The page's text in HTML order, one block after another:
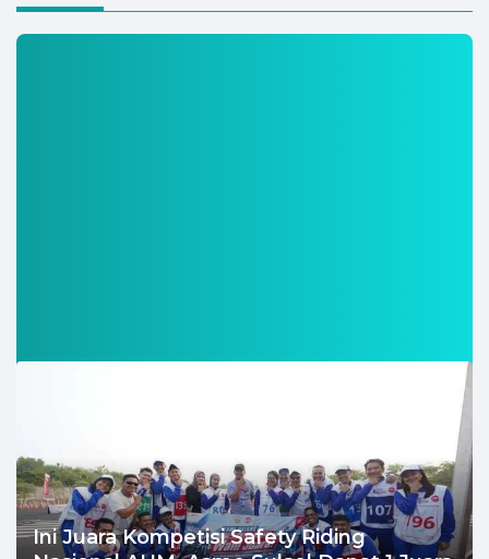
Ini Juara Kompetisi Safety Riding